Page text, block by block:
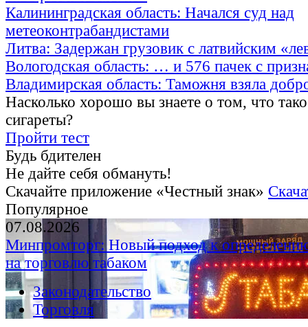
Калининградская область: Начался суд над
метеоконтрабандистами
Литва: Задержан грузовик с латвийским
Вологодская область: … и 576 пачек с
Владимирская область: Таможня взяла
Насколько хорошо вы знаете о том, что
сигареты?
Пройти тест
Будь бдителен
Не дайте себя обмануть!
Скачайте приложение «Честный знак»
Популярное
07.08.2026
Минпромторг: Новый подход к
на торговлю табаком
Законодательство
Торговля